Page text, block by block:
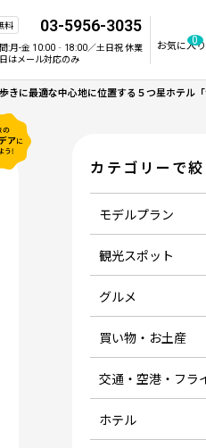
料 03-5956-3035
:月-金 10:00‐18:00／土日祝 休業
はメール対応のみ
お気に入り
0
きに最適な中心地に位置する５つ星ホテル
カテゴリーで
モデルプラン
観光スポット
グルメ
買い物・お土産
交通・空港・フラ
ホテル